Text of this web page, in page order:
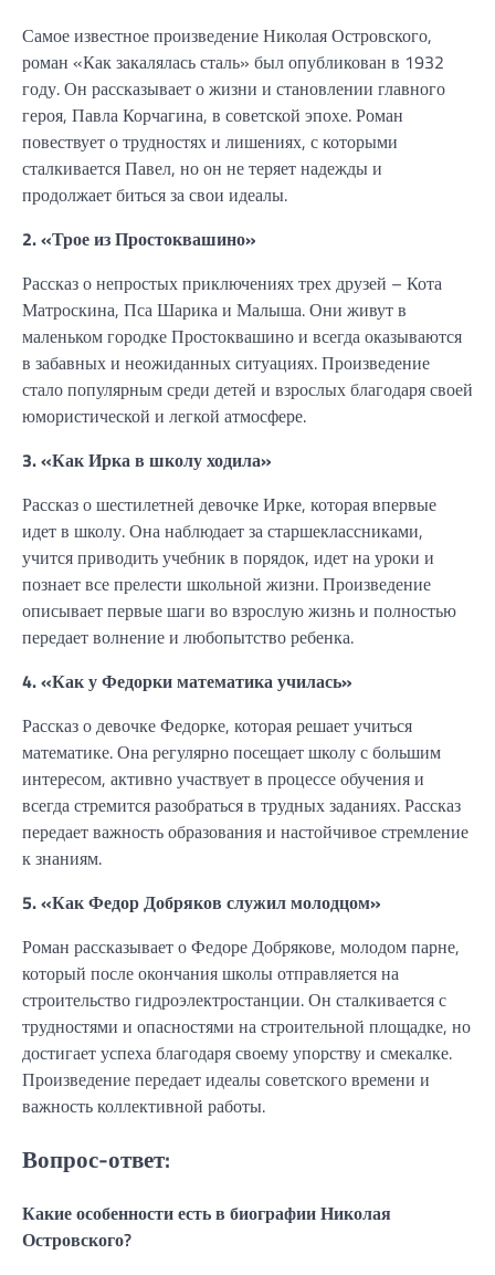
Самое известное произведение Николая Островского,
роман «Как закалялась сталь» был опубликован в 1932
году. Он рассказывает о жизни и становлении главного
героя, Павла Корчагина, в советской эпохе. Роман
повествует о трудностях и лишениях, с которыми
сталкивается Павел, но он не теряет надежды и
продолжает биться за свои идеалы.
2. «Трое из Простоквашино»
Рассказ о непростых приключениях трех друзей – Кота
Матроскина, Пса Шарика и Малыша. Они живут в
маленьком городке Простоквашино и всегда оказываются
в забавных и неожиданных ситуациях. Произведение
стало популярным среди детей и взрослых благодаря своей
юмористической и легкой атмосфере.
3. «Как Ирка в школу ходила»
Рассказ о шестилетней девочке Ирке, которая впервые
идет в школу. Она наблюдает за старшеклассниками,
учится приводить учебник в порядок, идет на уроки и
познает все прелести школьной жизни. Произведение
описывает первые шаги во взрослую жизнь и полностью
передает волнение и любопытство ребенка.
4. «Как у Федорки математика училась»
Рассказ о девочке Федорке, которая решает учиться
математике. Она регулярно посещает школу с большим
интересом, активно участвует в процессе обучения и
всегда стремится разобраться в трудных заданиях. Рассказ
передает важность образования и настойчивое стремление
к знаниям.
5. «Как Федор Добряков служил молодцом»
Роман рассказывает о Федоре Добрякове, молодом парне,
который после окончания школы отправляется на
строительство гидроэлектростанции. Он сталкивается с
трудностями и опасностями на строительной площадке, но
достигает успеха благодаря своему упорству и смекалке.
Произведение передает идеалы советского времени и
важность коллективной работы.
Вопрос-ответ:
Какие особенности есть в биографии Николая
Островского?